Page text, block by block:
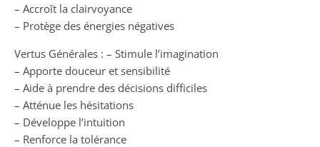
– Accroît la clairvoyance
– Protège des énergies négatives
Vertus Générales : – Stimule l’imagination
– Apporte douceur et sensibilité
– Aide à prendre des décisions difficiles
– Atténue les hésitations
– Développe l’intuition
– Renforce la tolérance